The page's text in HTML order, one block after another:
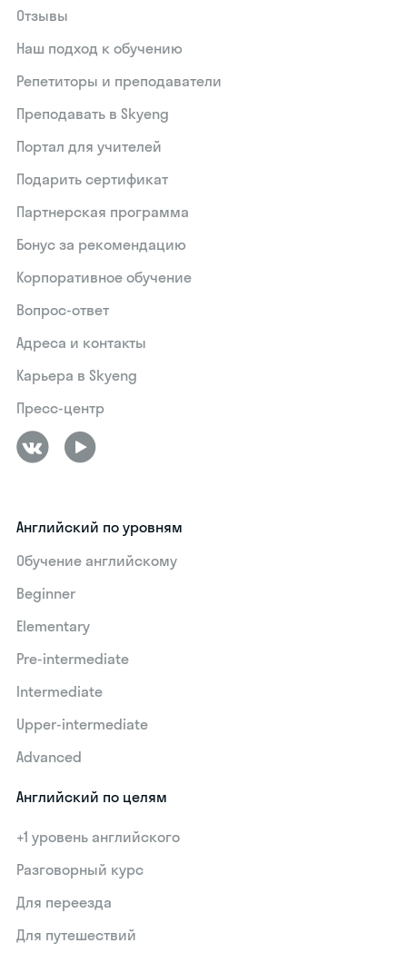
Отзывы
Наш подход к обучению
Репетиторы и преподаватели
Преподавать в Skyeng
Портал для учителей
Подарить сертификат
Партнерская программа
Бонус за рекомендацию
Корпоративное обучение
Вопрос-ответ
Адреса и контакты
Карьера в Skyeng
Пресс-центр
Английский по уровням
Обучение английскому
Beginner
Elementary
Pre-intermediate
Intermediate
Upper-intermediate
Advanced
Английский по целям
+1 уровень английского
Разговорный курс
Для переезда
Для путешествий